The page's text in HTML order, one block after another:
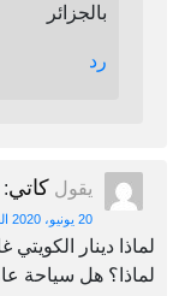
بالجزائر
رد
يقول كاتي:
20 يونيو، 2020 الساعة 5:20 م
لماذا دينار
لماذا؟ هل سياحة